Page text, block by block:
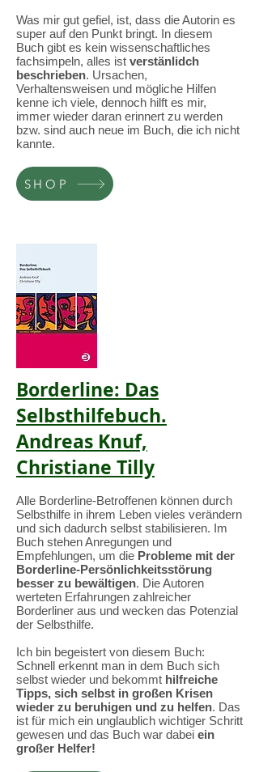
Was mir gut gefiel, ist, dass die Autorin es
super auf den Punkt bringt. In diesem
Buch gibt es kein wissenschaftliches
fachsimpeln, alles ist verstänlidch
beschrieben. Ursachen,
Verhaltensweisen und mögliche Hilfen
kenne ich viele, dennoch hilft es mir,
immer wieder daran erinnert zu werden
bzw. sind auch neue im Buch, die ich nicht
kannte.
SHOP
Borderline: Das
Selbsthilfebuch.
Andreas Knuf,
Christiane Tilly
Alle Borderline-Betroffenen können durch
Selbsthilfe in ihrem Leben vieles verändern
und sich dadurch selbst stabilisieren. Im
Buch stehen Anregungen und
Empfehlungen, um die Probleme mit der
Borderline-Persönlichkeitsstörung
besser zu bewältigen. Die Autoren
werteten Erfahrungen zahlreicher
Borderliner aus und wecken das Potenzial
der Selbsthilfe.
Ich bin begeistert von diesem Buch:
Schnell erkennt man in dem Buch sich
selbst wieder und bekommt hilfreiche
Tipps, sich selbst in großen Krisen
wieder zu beruhigen und zu helfen. Das
ist für mich ein unglaublich wichtiger Schritt
gewesen und das Buch war dabei ein
großer Helfer!